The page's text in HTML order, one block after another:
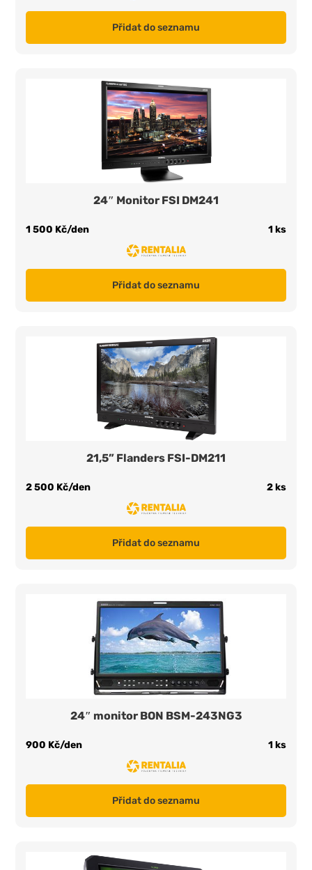
Přidat do seznamu
24″ Monitor FSI DM241
1 500 Kč/den 1 ks
Přidat do seznamu
21,5” Flanders FSI-DM211
2 500 Kč/den 2 ks
Přidat do seznamu
24″ monitor BON BSM-243NG3
900 Kč/den 1 ks
Přidat do seznamu